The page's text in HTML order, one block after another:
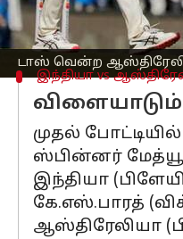
டாஸ் வென்ற
இந்தியா vs
முதல்
ஸ்பின்னர்
இந்தியா
கே.எஸ்.பாரத்
ஆஸ்திரேலியா